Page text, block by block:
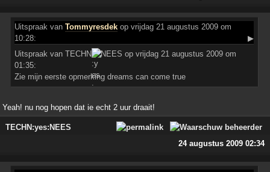
Uitspraak vanTommyresdek op vrijdag 21 augustus 2009 om
10:28:
▶
Uitspraak van TECHN
NEES op vrijdag 21 augustus 2009 om
01:35:
Zie mijn eerste opmerking dreams can come true
Yeah! nu nog hopen dat ie echt 2 uur draait!
TECHN:yes:NEES
24 augustus 2009 02:34